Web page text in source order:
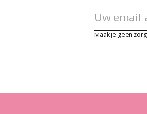
Maak je geen